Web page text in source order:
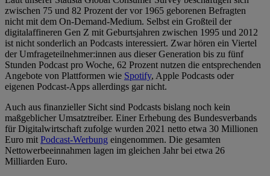
zwischen 75 und 82 Prozent der vor 1965 geborenen Befragten
nicht mit dem On-Demand-Medium. Selbst ein Großteil der
digitalaffineren Gen Z mit Geburtsjahren zwischen 1995 und 2012
ist nicht sonderlich an Podcasts interessiert. Zwar hören ein Viertel
der Umfrageteilnehmer:innen aus dieser Generation bis zu fünf
Stunden Podcast pro Woche, 62 Prozent nutzen die entsprechenden
Angebote von Plattformen wie Spotify, Apple Podcasts oder
eigenen Podcast-Apps allerdings gar nicht.
Auch aus finanzieller Sicht sind Podcasts bislang noch kein
maßgeblicher Umsatztreiber. Einer Erhebung des Bundesverbands
für Digitalwirtschaft zufolge wurden 2021 netto etwa 30 Millionen
Euro mitPodcast-Werbung eingenommen. Die gesamten
Nettowerbeeinnahmen lagen im gleichen Jahr bei etwa 26
Milliarden Euro.